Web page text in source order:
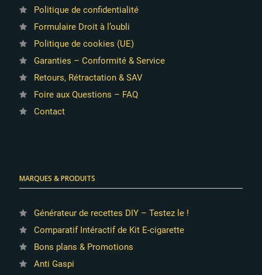
Politique de confidentialité
Formulaire Droit à l’oubli
Politique de cookies (UE)
Garanties – Conformité & Service
Retours, Rétractation & SAV
Foire aux Questions – FAQ
Contact
MARQUES & PRODUITS
Générateur de recettes DIY – Testez le !
Comparatif Intéractif de Kit E-cigarette
Bons plans & Promotions
Anti Gaspi